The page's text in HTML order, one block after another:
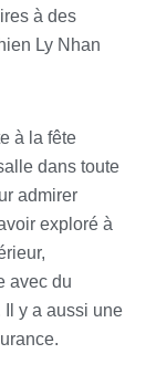
à des
Ly Nhan
à la fête
dans toute
admirer
exploré à
avec du
Il y a aussi une